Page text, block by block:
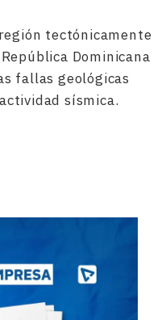
tectónicamente
Dominicana
fallas geológicas
sísmica.